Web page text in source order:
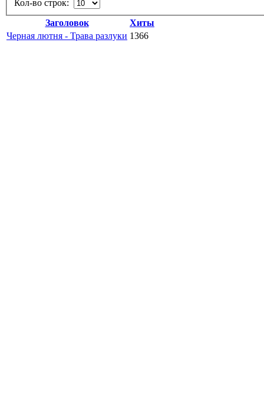
Кол-во строк:
Заголовок
Хиты
Черная лютня - Трава разлуки 1366